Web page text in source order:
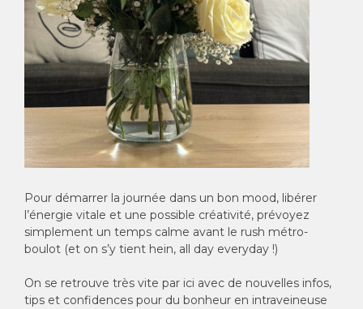
Pour démarrer la journée dans un bon mood, libérer
l’énergie vitale et une possible créativité, prévoyez
simplement un temps calme avant le rush métro-
boulot (et on s’y tient hein, all day everyday !)
On se retrouve très vite par ici avec de nouvelles infos,
tips et confidences pour du bonheur en intraveineuse